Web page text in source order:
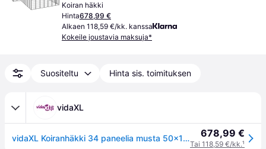
Koiran häkki
Hinta678,99 €
Alkaen 118,59 €/kk. kanssa
Kokeile joustavia maksuja*
Suositeltu Hinta sis. toimituksen
vidaXL
vidaXL Koiranhäkki 34 paneelia musta 50x100 cm jauhemaalattu teräs 678,99 €
Tai 118,59 €/kk.¹